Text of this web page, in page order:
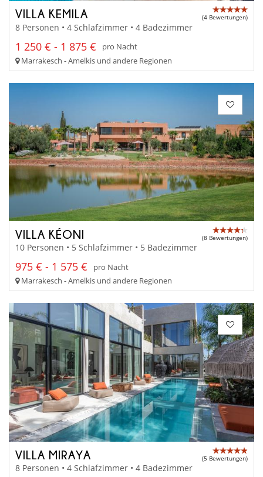
VILLA KEMILA (4 Bewertungen)
8 Personen • 4 Schlafzimmer • 4 Badezimmer
1 250 € - 1 875 €
pro Nacht
Marrakesch - Amelkis und andere Regionen
VILLA KÉONI (8 Bewertungen)
10 Personen • 5 Schlafzimmer • 5 Badezimmer
975 € - 1 575 €
pro Nacht
Marrakesch - Amelkis und andere Regionen
VILLA MIRAYA (5 Bewertungen)
8 Personen • 4 Schlafzimmer • 4 Badezimmer